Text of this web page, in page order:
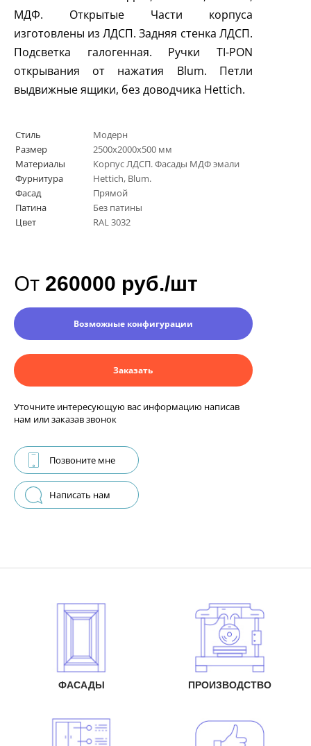
МДФ. Открытые Части корпуса
изготовлены из ЛДСП. Задняя стенка ЛДСП.
Подсветка галогенная. Ручки TI-PON
открывания от нажатия Blum. Петли
выдвижные ящики, без доводчика Hettich.
Стиль
Модерн
Размер
2500х2000х500 мм
Материалы
Корпус ЛДСП. Фасады МДФ эмали
Фурнитура
Hettich, Blum.
Фасад
Прямой
Патина
Без патины
Цвет
RAL 3032
От 260000 руб./шт
Возможные конфигурации
Заказать
Уточните интересующую вас информацию написав
нам или заказав звонок
Позвоните мне
Написать нам
ФАСАДЫ ПРОИЗВОДСТВО